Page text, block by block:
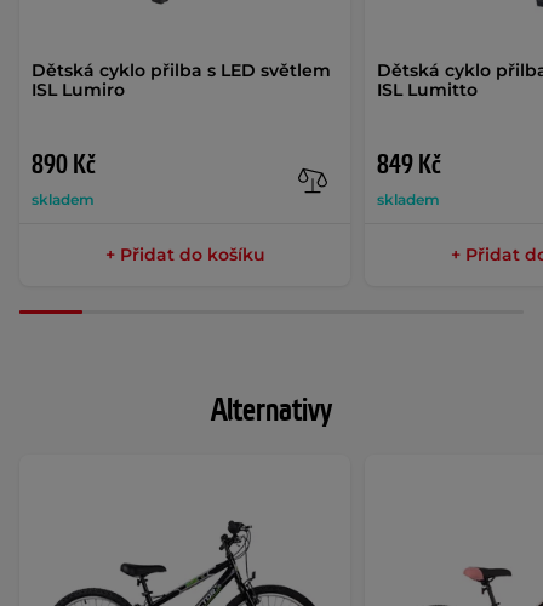
Dětská cyklo přilba s LED světlem
ISL Lumiro
890 Kč
skladem
+ Přidat do košíku
Dětská cyklo
ISL Lumitto
849 Kč
skladem
+ Přidat
Alternativy